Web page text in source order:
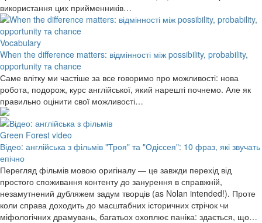
використання цих прийменників…
Vocabulary
When the difference matters: відмінності між possibility, probability,
opportunity та chance
Саме влітку ми частіше за все говоримо про можливості: нова
робота, подорож, курс англійської, який нарешті почнемо. Але як
правильно оцінити свої можливості…
Green Forest video
Відео: англійська з фільмів "Троя" та "Одіссея": 10 фраз, які звучать
епічно
Перегляд фільмів мовою оригіналу — це завжди перехід від
простого споживання контенту до занурення в справжній,
незамутнений дубляжем задум творців (as Nolan intended!). Проте
коли справа доходить до масштабних історичних стрічок чи
міфологічних драмувань, багатьох охоплює паніка: здається, що…